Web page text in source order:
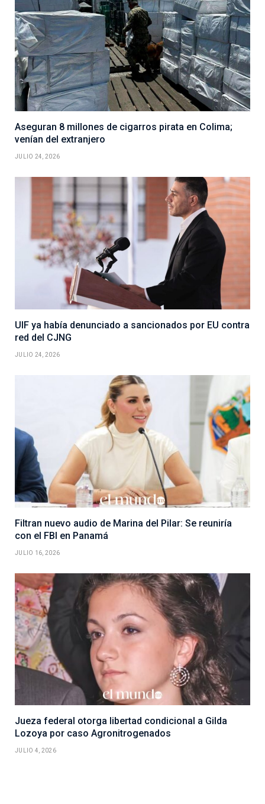
Aseguran 8 millones de cigarros pirata en Colima;
venían del extranjero
JULIO 24, 2026
UIF ya había denunciado a sancionados por EU contra
red del CJNG
JULIO 24, 2026
Filtran nuevo audio de Marina del Pilar: Se reuniría
con el FBI en Panamá
JULIO 16, 2026
Jueza federal otorga libertad condicional a Gilda
Lozoya por caso Agronitrogenados
JULIO 4, 2026